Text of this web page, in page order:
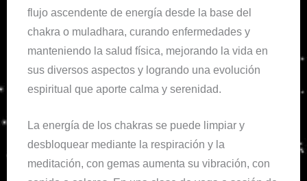
flujo ascendente de energía desde la base del
chakra o muladhara, curando enfermedades y
manteniendo la salud física, mejorando la vida en
sus diversos aspectos y logrando una evolución
espiritual que aporte calma y serenidad.
La energía de los chakras se puede limpiar y
desbloquear mediante la respiración y la
meditación, con gemas aumenta su vibración, con